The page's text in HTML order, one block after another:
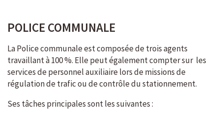
Av. de la Gare 33 - CP 396 - Châtel-St-Denis
POLICE COMMUNALE
La Police communale est composée de trois agents
travaillant à 100 %. Elle peut également compter sur les
services de personnel auxiliaire lors de missions de
régulation de trafic ou de contrôle du stationnement.
Ses tâches principales sont les suivantes :